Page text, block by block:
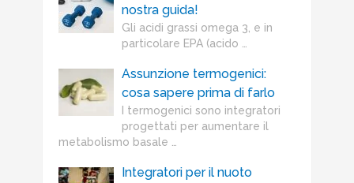
nostra guida!
Gli acidi grassi omega 3, e in
particolare EPA (acido …
Assunzione termogenici:
cosa sapere prima di farlo
I termogenici sono integratori
progettati per aumentare il
metabolismo basale …
Integratori per il nuoto